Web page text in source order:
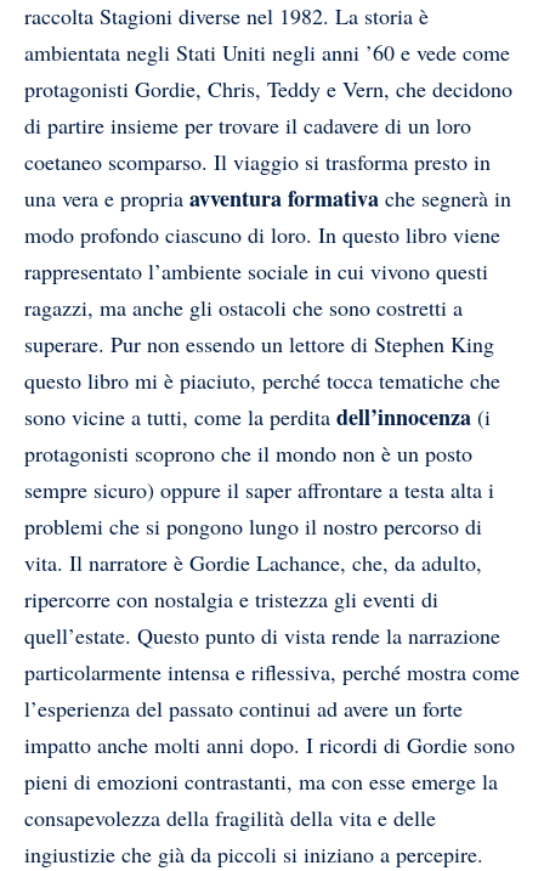
raccolta Stagioni diverse nel 1982. La storia è
ambientata negli Stati Uniti negli anni ’60 e vede come
protagonisti Gordie, Chris, Teddy e Vern, che decidono
di partire insieme per trovare il cadavere di un loro
coetaneo scomparso. Il viaggio si trasforma presto in
una vera e propria avventura formativa che segnerà in
modo profondo ciascuno di loro. In questo libro viene
rappresentato l’ambiente sociale in cui vivono questi
ragazzi, ma anche gli ostacoli che sono costretti a
superare. Pur non essendo un lettore di Stephen King
questo libro mi è piaciuto, perché tocca tematiche che
sono vicine a tutti, come la perdita dell’innocenza (i
protagonisti scoprono che il mondo non è un posto
sempre sicuro) oppure il saper affrontare a testa alta i
problemi che si pongono lungo il nostro percorso di
vita. Il narratore è Gordie Lachance, che, da adulto,
ripercorre con nostalgia e tristezza gli eventi di
quell’estate. Questo punto di vista rende la narrazione
particolarmente intensa e riflessiva, perché mostra come
l’esperienza del passato continui ad avere un forte
impatto anche molti anni dopo. I ricordi di Gordie sono
pieni di emozioni contrastanti, ma con esse emerge la
consapevolezza della fragilità della vita e delle
ingiustizie che già da piccoli si iniziano a percepire.